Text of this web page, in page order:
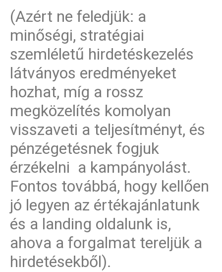
(Azért ne feledjük: a
minőségi, stratégiai
szemléletű hirdetéskezelés
látványos eredményeket
hozhat, míg a rossz
megközelítés komolyan
visszaveti a teljesítményt, és
pénzégetésnek fogjuk
érzékelni a kampányolást.
Fontos továbbá, hogy kellően
jó legyen az értékajánlatunk
és a landing oldalunk is,
ahova a forgalmat tereljük a
hirdetésekből).